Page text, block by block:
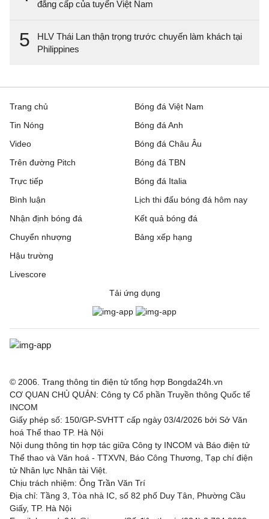
đẳng cấp của tuyển Việt Nam
5
HLV Thái Lan thận trọng trước chuyến làm khách tại
Philippines
Trang chủ
Tin Nóng
Video
Trên đường Pitch
Trực tiếp
Bóng đá Việt Nam
Bóng đá Anh
Bóng đá Châu Âu
Bóng đá TBN
Bóng đá Italia
Bình luận
Nhận định bóng đá
Chuyển nhượng
Hậu trường
Livescore
Lịch thi đấu bóng đá hôm nay
Kết quả bóng đá
Bảng xếp hạng
Tải ứng dụng
© 2006. Trang thông tin điện tử tổng hợp Bongda24h.vn
CƠ QUAN CHỦ QUẢN: Công ty Cổ phần Truyền thông Quốc tế
INCOM
Giấy phép số: 150/GP-SVHTT cấp ngày 03/4/2026 bởi Sở Văn
hoá Thể thao TP. Hà Nội
Nội dung thông tin hợp tác giữa Công ty INCOM và Báo điện tử
Thể thao và Văn hoá - TTXVN, Báo Công Thương, Tạp chí điện
tử Nhân lực Nhân tài Việt.
Chịu trách nhiệm: Ông Trần Văn Trí
Địa chỉ: Tầng 3, Tòa nhà IC, số 82 phố Duy Tân, Phường Cầu
Giấy, TP. Hà Nội